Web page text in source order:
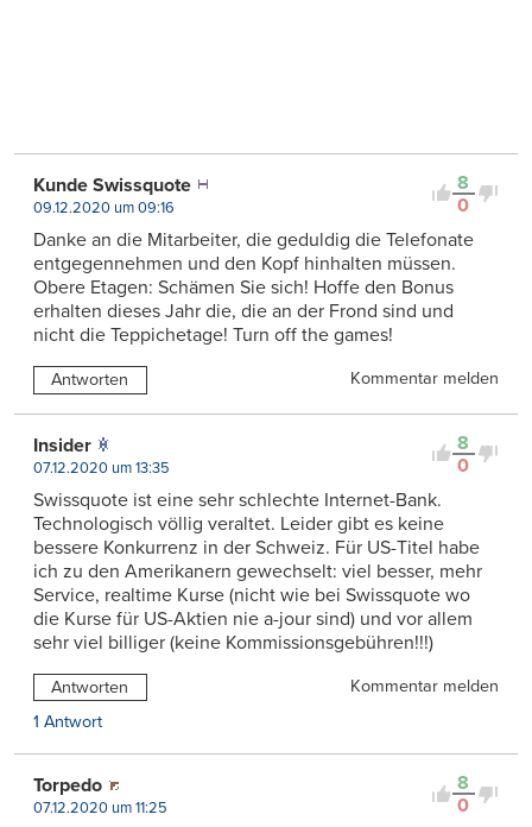
8
0
Kunde Swissquote
09.12.2020 um 09:16
Danke an die Mitarbeiter, die geduldig die Telefonate
entgegennehmen und den Kopf hinhalten müssen.
Obere Etagen: Schämen Sie sich! Hoffe den Bonus
erhalten dieses Jahr die, die an der Frond sind und
nicht die Teppichetage! Turn off the games!
Antworten Kommentar melden
8
0
Insider
07.12.2020 um 13:35
Swissquote ist eine sehr schlechte Internet-Bank.
Technologisch völlig veraltet. Leider gibt es keine
bessere Konkurrenz in der Schweiz. Für US-Titel habe
ich zu den Amerikanern gewechselt: viel besser, mehr
Service, realtime Kurse (nicht wie bei Swissquote wo
die Kurse für US-Aktien nie a-jour sind) und vor allem
sehr viel billiger (keine Kommissionsgebühren!!!)
Antworten
Kommentar melden
1 Antwort
8
0
Torpedo
07.12.2020 um 11:25